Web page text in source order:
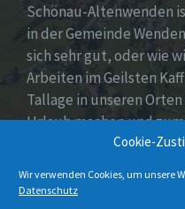
Cookie-
Wir verwenden Cookies, um unsere
Datenschutz
Schönau-Altenwenden
in der Gemeinde
sich sehr gut, oder wie
Arbeiten im Geilsten
Tallage in unseren
Urlaub machen und
Dies wird auch durch
unter Beweis gestellt.